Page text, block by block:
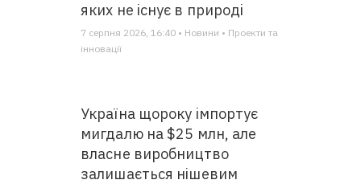
яких не існує в природі
7 серпня 2026, 16:40 • Новини • Проекти та
інновації
Україна щороку імпортує
мигдалю на $25 млн, але
власне виробництво
залишається нішевим